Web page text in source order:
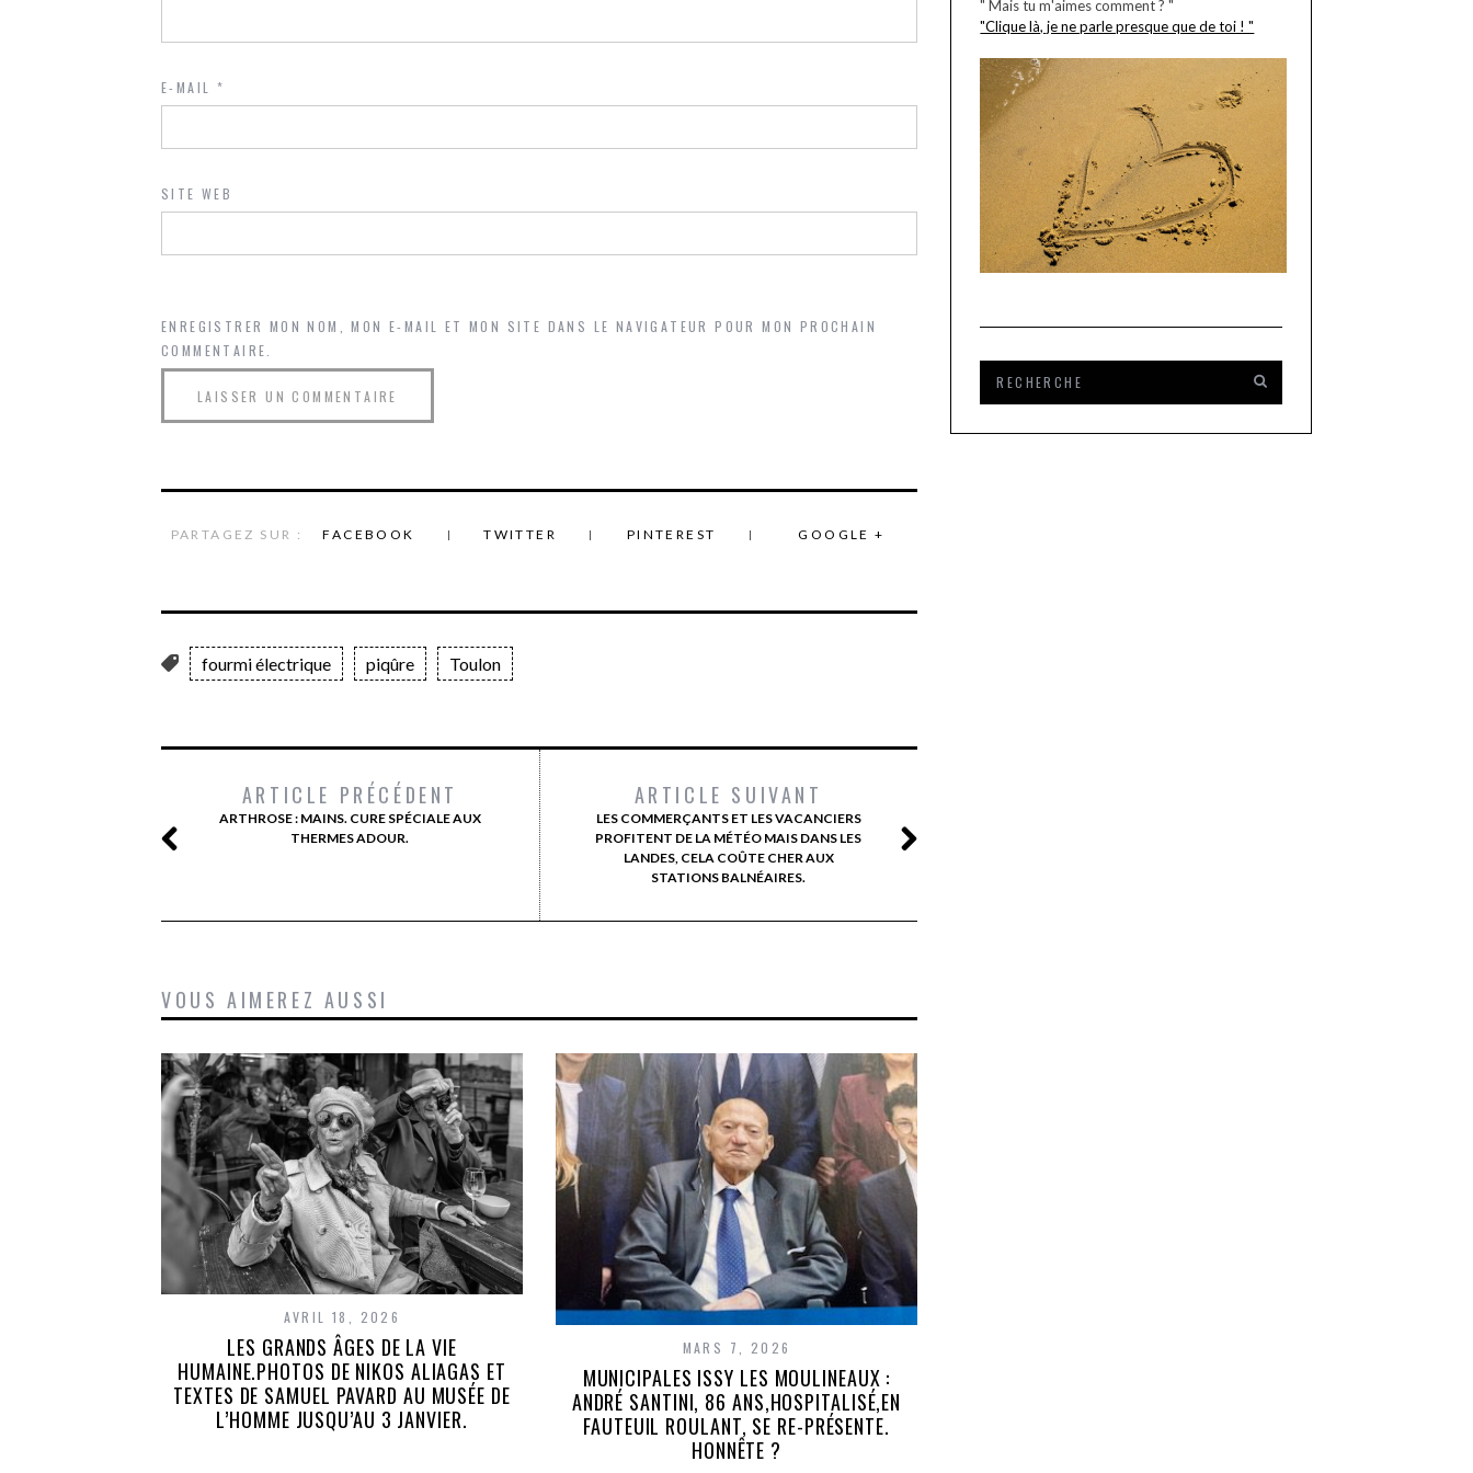
E-MAIL *
SITE WEB
ENREGISTRER MON NOM, MON E-MAIL ET MON SITE DANS LE NAVIGATEUR POUR MON PROCHAIN
COMMENTAIRE.
PARTAGEZ SUR : FACEBOOK TWITTER PINTEREST GOOGLE +
fourmi électrique piqûre Toulon
ARTICLE PRÉCÉDENT
ARTHROSE : MAINS. CURE SPÉCIALE AUX
THERMES ADOUR.
ARTICLE SUIVANT
LES COMMERÇANTS ET LES VACANCIERS
PROFITENT DE LA MÉTÉO MAIS DANS LES
LANDES, CELA COÛTE CHER AUX
STATIONS BALNÉAIRES.
VOUS AIMEREZ AUSSI
AVRIL 18, 2026
LES GRANDS ÂGES DE LA VIE
HUMAINE.PHOTOS DE NIKOS ALIAGAS ET
TEXTES DE SAMUEL PAVARD AU MUSÉE DE
L’HOMME JUSQU’AU 3 JANVIER.
MARS 7, 2026
MUNICIPALES ISSY LES MOULINEAUX :
ANDRÉ SANTINI, 86 ANS,HOSPITALISÉ,EN
FAUTEUIL ROULANT, SE RE-PRÉSENTE.
HONNÊTE ?
" Mais tu m'aimes comment ? "
"Clique là, je ne parle presque que de toi ! "